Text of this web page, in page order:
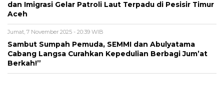
dan Imigrasi Gelar Patroli Laut Terpadu di Pesisir Timur
Aceh
Jumat, 7 November 2025 - 20:39 WIB
Sambut Sumpah Pemuda, SEMMI dan Abulyatama
Cabang Langsa Curahkan Kepedulian Berbagi Jum’at
Berkah!”